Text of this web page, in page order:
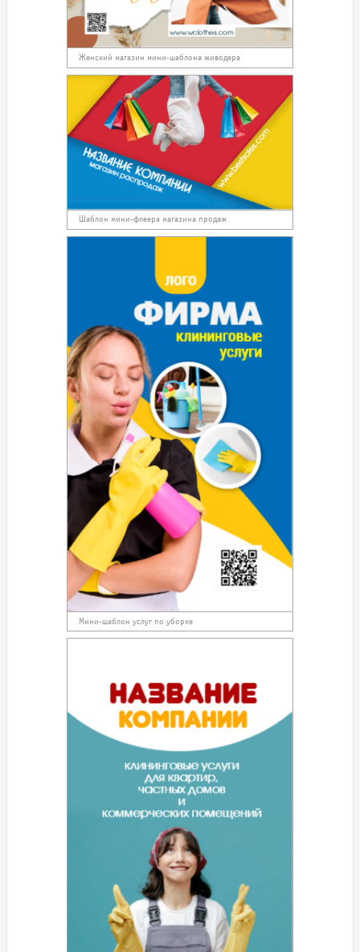
Женский магазин мини-шаблона живодера
Шаблон мини-флеера магазина продаж
Мини-шаблон услуг по уборке